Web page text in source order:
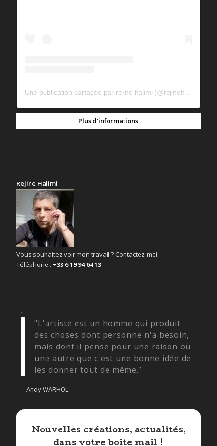
Plus d’informations
Rejine Halimi
Vous souhaitez voir mon travail ? Contactez-moi
Téléphone : +33 6 19 94 64 13
“
"L'artiste est un homme qui produit
des choses dont personne n'a besoin,
mais dont il pense pour une raison ou
une autre que c'est une bonne idée de
les donner tout de même.”
Andy WARHOL
Nouvelles créations, actualités,
dans votre boite mail !